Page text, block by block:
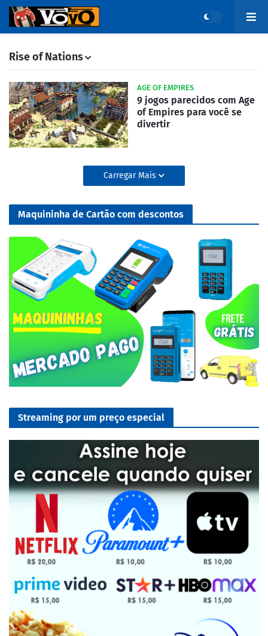
Rise of Nations
AGE OF EMPIRES
9 jogos parecidos com Age
of Empires para você se
divertir
Carregar Mais
Maquininha de Cartão com descontos
Streaming por um preço especial